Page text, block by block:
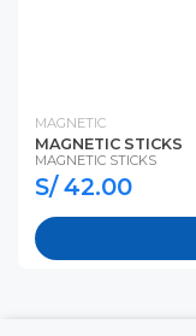
MAGNETIC
MAGNETIC STICKS
MAGNETIC STICKS
S/ 42.00